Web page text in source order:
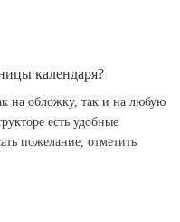
календаря?
на обложку, так и на любую
есть удобные
пожелание, отметить